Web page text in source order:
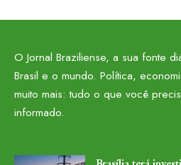
O Jornal Braziliense, a sua fonte
Brasil e o mundo. Política,
muito mais: tudo o que você
informado.